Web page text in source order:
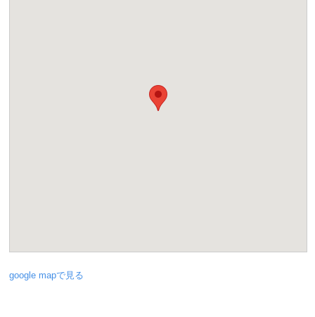
google mapで見る